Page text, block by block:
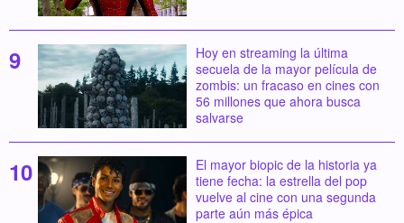
Hoy en streaming la última
secuela de la mayor película de
zombis: un fracaso en cines con
56 millones que ahora busca
salvarse
El mayor biopic de la historia ya
tiene fecha: la estrella del pop
vuelve al cine con una segunda
parte aún más épica